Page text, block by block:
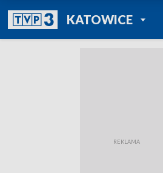
KATOWICEPOWRÓT DO
TVP REGIONY